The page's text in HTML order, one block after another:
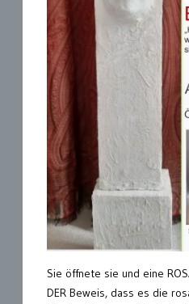
Sie öffnete sie und eine
DER Beweis, dass es die